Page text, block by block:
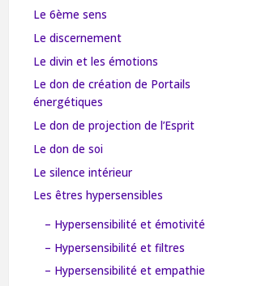
Le 6ème sens
Le discernement
Le divin et les émotions
Le don de création de Portails
énergétiques
Le don de projection de l’Esprit
Le don de soi
Le silence intérieur
Les êtres hypersensibles
– Hypersensibilité et émotivité
– Hypersensibilité et filtres
– Hypersensibilité et empathie